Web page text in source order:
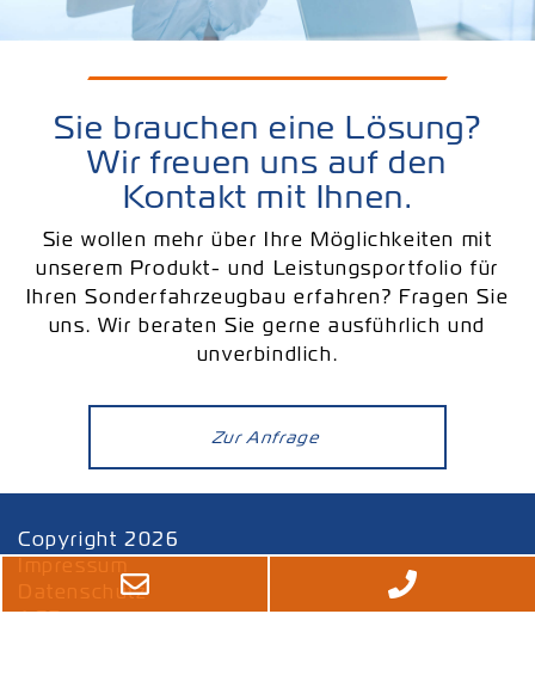
Sie brauchen eine Lösung?
Wir freuen uns auf den
Kontakt mit Ihnen.
Sie wollen mehr über Ihre Möglichkeiten mit
unserem Produkt- und Leistungsportfolio für
Ihren Sonderfahrzeugbau erfahren? Fragen Sie
uns. Wir beraten Sie gerne ausführlich und
unverbindlich.
Zur Anfrage
Copyright 2026
Impressum
Datenschutz
AGB